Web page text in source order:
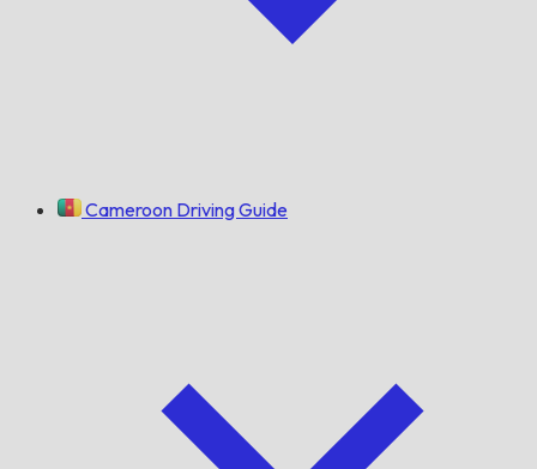
Cameroon Driving Guide